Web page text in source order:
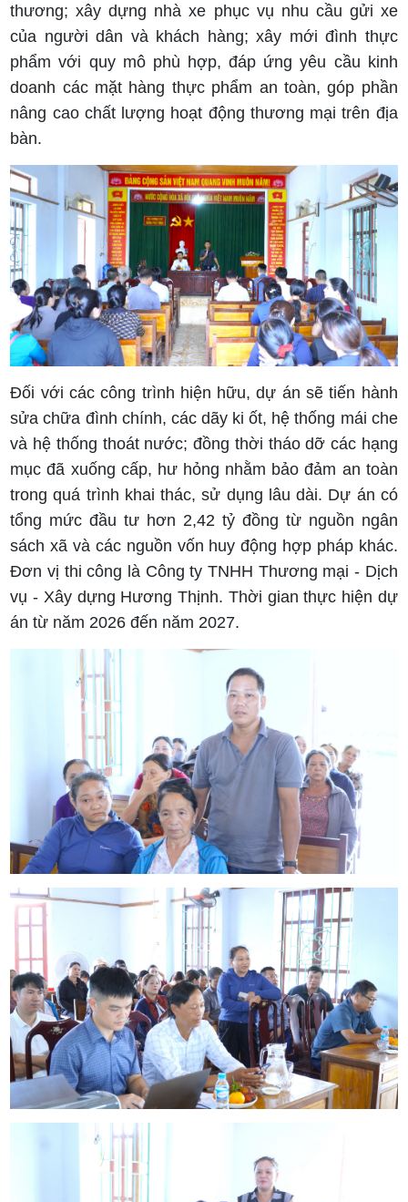
thương; xây dựng nhà xe phục vụ nhu cầu gửi xe
của người dân và khách hàng; xây mới đình thực
phẩm với quy mô phù hợp, đáp ứng yêu cầu kinh
doanh các mặt hàng thực phẩm an toàn, góp phần
nâng cao chất lượng hoạt động thương mại trên địa
bàn.
Đối với các công trình hiện hữu, dự án sẽ tiến hành
sửa chữa đình chính, các dãy ki ốt, hệ thống mái che
và hệ thống thoát nước; đồng thời tháo dỡ các hạng
mục đã xuống cấp, hư hỏng nhằm bảo đảm an toàn
trong quá trình khai thác, sử dụng lâu dài. Dự án có
tổng mức đầu tư hơn 2,42 tỷ đồng từ nguồn ngân
sách xã và các nguồn vốn huy động hợp pháp khác.
Đơn vị thi công là Công ty TNHH Thương mại - Dịch
vụ - Xây dựng Hương Thịnh. Thời gian thực hiện dự
án từ năm 2026 đến năm 2027.